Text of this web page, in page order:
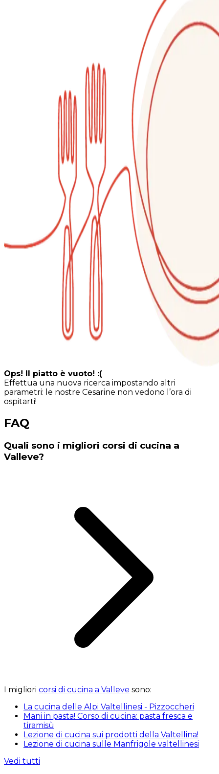
Ops! Il piatto è vuoto! :(
Effettua una nuova ricerca impostando altri
parametri: le nostre Cesarine non vedono l’ora di
ospitarti!
FAQ
Quali sono i migliori corsi di cucina a
Valleve?
I migliori corsi di cucina a Valleve sono:
La cucina delle Alpi Valtellinesi - Pizzoccheri
Mani in pasta! Corso di cucina: pasta fresca e
tiramisù
Lezione di cucina sui prodotti della Valtellina!
Lezione di cucina sulle Manfrigole valtellinesi
Vedi tutti